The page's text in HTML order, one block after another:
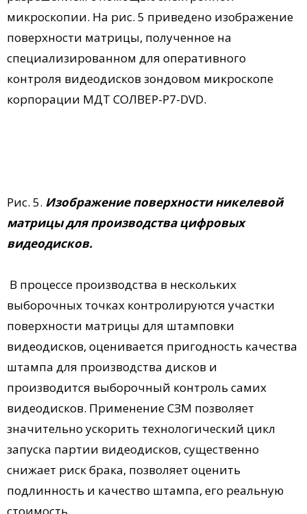
микроскопии. На рис. 5 приведено изображение
поверхности матрицы, полученное на
специализированном для оперативного
контроля видеодисков зондовом микроскопе
корпорации МДТ СОЛВЕР-Р7-DVD.
Рис. 5. Изображение поверхности никелевой
матрицы для производства цифровых
видеодисков.
В процессе производства в нескольких
выборочных точках контролируются участки
поверхности матрицы для штамповки
видеодисков, оценивается пригодность качества
штампа для производства дисков и
производится выборочный контроль самих
видеодисков. Применение СЗМ позволяет
значительно ускорить технологический цикл
запуска партии видеодисков, существенно
снижает риск брака, позволяет оценить
подлинность и качество штампа, его реальную